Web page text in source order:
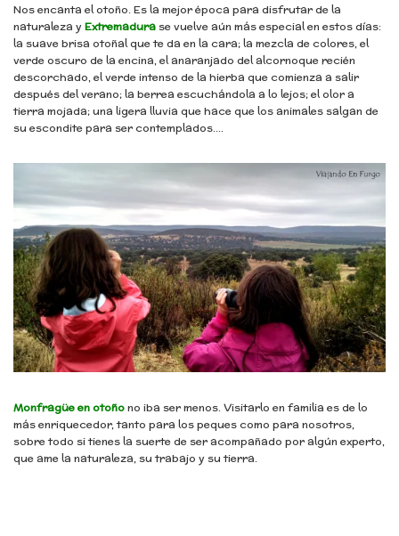
Nos encanta el otoño. Es la mejor época para disfrutar de la
naturaleza y Extremadurase vuelve aún más especial en estos días:
la suave brisa otoñal que te da en la cara; la mezcla de colores, el
verde oscuro de la encina, el anaranjado del alcornoque recién
descorchado, el verde intenso de la hierba que comienza a salir
después del verano; la berrea escuchándola a lo lejos; el olor a
tierra mojada; una ligera lluvia que hace que los animales salgan de
su escondite para ser contemplados….
Monfragüeen otoñono iba ser menos. Visitarlo en familia es de lo
más enriquecedor, tanto para los peques como para nosotros,
sobre todo si tienes la suerte de ser acompañado por algún experto,
que ame la naturaleza, su trabajo y su tierra.